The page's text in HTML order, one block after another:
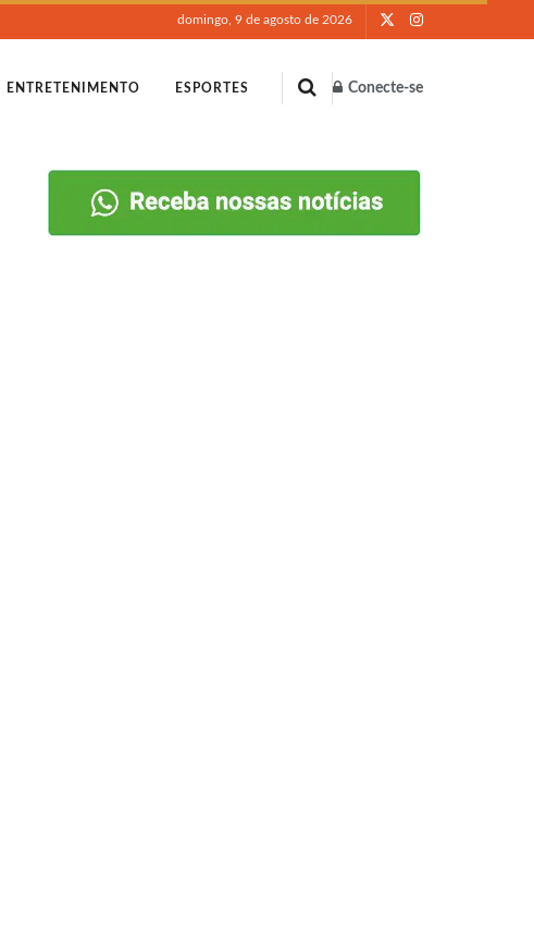
domingo, 9 de agosto de 2026
ENTRETENIMENTO ESPORTES Conecte-se